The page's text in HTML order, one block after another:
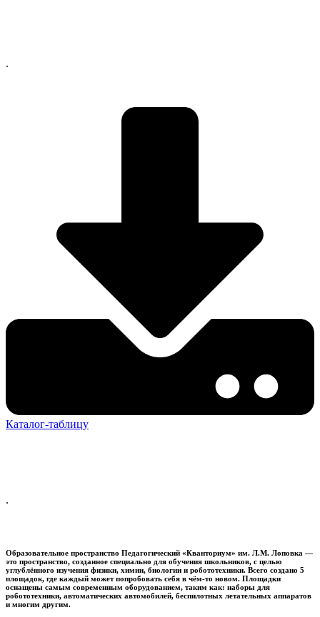
.
Каталог-таблицу
.
Образовательное пространство Педагогический «Кванториум» им. Л.М. Лоповка —
это пространство, созданное специально для обучения школьников, с целью
углублённого изучения физики, химии, биологии и робототехники. Всего создано 5
площадок, где каждый может попробовать себя в чём-то новом. Площадки
оснащены самым современным оборудованием, таким как: наборы для
робототехники, автоматических автомобилей, беспилотных летательных аппаратов
и многим другим.